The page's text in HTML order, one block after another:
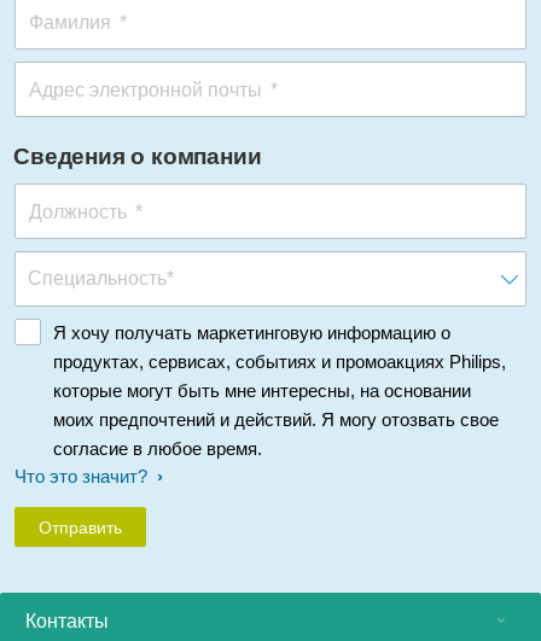
Фамилия
Адрес электронной почты
Сведения о компании
Должность
Я хочу получать маркетинговую информацию о
продуктах, сервисах, событиях и промоакциях Philips,
которые могут быть мне интересны, на основании
моих предпочтений и действий. Я могу отозвать свое
согласие в любое время.
Что это значит?
Контакты